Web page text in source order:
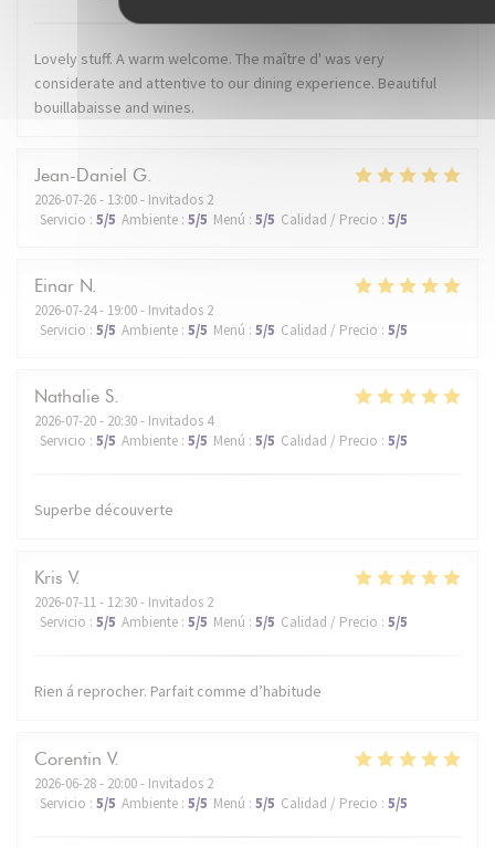
Lovely stuff. A warm welcome. The maître d' was very
considerate and attentive to our dining experience. Beautiful
bouillabaisse and wines.
Jean-Daniel G
2026-07-26- 13:00 - Invitados 2
Servicio : 5/5 Ambiente : 5/5 Menú : 5/5 Calidad / Precio : 5/5
Einar N
2026-07-24- 19:00 - Invitados 2
Servicio : 5/5 Ambiente : 5/5 Menú : 5/5 Calidad / Precio : 5/5
Nathalie S
2026-07-20- 20:30 - Invitados 4
Servicio : 5/5 Ambiente : 5/5 Menú : 5/5 Calidad / Precio : 5/5
Superbe découverte
Kris V
2026-07-11- 12:30 - Invitados 2
Servicio : 5/5 Ambiente : 5/5 Menú : 5/5 Calidad / Precio : 5/5
Rien á reprocher. Parfait comme d’habitude
Corentin V
2026-06-28- 20:00 - Invitados 2
Servicio : 5/5 Ambiente : 5/5 Menú : 5/5 Calidad / Precio : 5/5